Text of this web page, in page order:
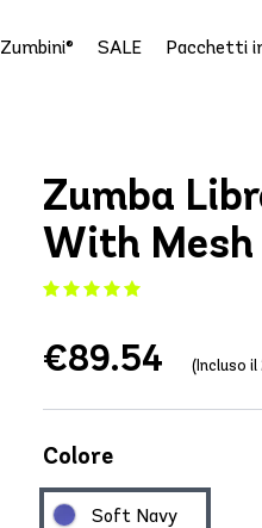
Zumbini® SALE Pacchetti
Zumba
With Mesh
€89.54 (Incluso il
Colore
Soft Navy